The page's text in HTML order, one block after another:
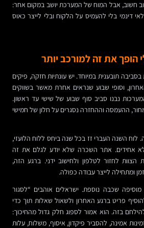
חשוב, אבל המוח של המערכת יושב במקום אחר:
דינמי בלי להעמיס על הלקוח ובלי לייצר כאוס
את זה למורכב יותר
תובענית במיוחד. יש עונתיות חזקה, פיקים
וסופי שבוע שנראים אחרת מאשר בשווקים
נבנו סביב סוף שבוע של שישי עד ראשון.
ההעמסה וההחזרה נסגרים על חלון של חמישי
לוח השנה העברי זז בכל שנה ביחס ללוח הלועזי,
לא אחידים. אתר השכרה שלא יודע לגלם את זה
הצוות לחזור לטלפון ולחישוב ידני. ברגע הזה,
ומתחילה לייצר עבודה כפולה.
שכבה נוספת. ישראלים אוהבים “לסגור
פריט ברגע האחרון ולשאול שאלות תוך כדי
בזה. הוא אמור לספוג חלק גדול מהחיכוך:
אמינה, להסביר פיקדון, איסוף, משלוח, עלות